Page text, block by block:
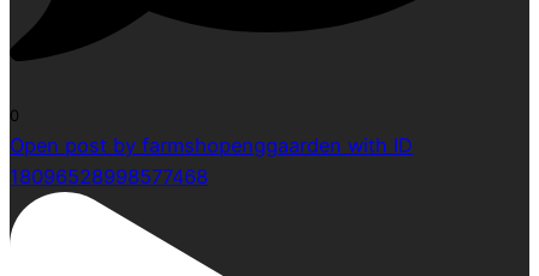
0
Open post by farmshopenggaarden with ID
18096528998577468